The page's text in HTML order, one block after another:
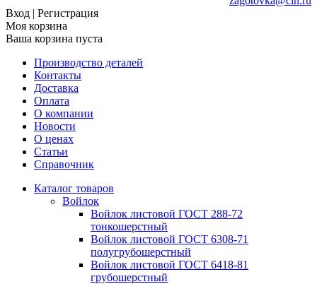
Вход | Регистрация
Моя корзина
Ваша корзина пуста
Производство деталей
Контакты
Доставка
Оплата
О компании
Новости
О ценах
Статьи
Справочник
Каталог товаров
Войлок
Войлок листовой ГОСТ 288-72
тонкошерстный
Войлок листовой ГОСТ 6308-71
полугрубошерстный
Войлок листовой ГОСТ 6418-81
грубошерстный